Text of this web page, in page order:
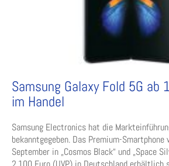
Samsung Galaxy Fold 5G ab
im Handel
Samsung Electronics hat die
bekanntgegeben. Das Premium-
September in „Cosmos Black“ und „Space